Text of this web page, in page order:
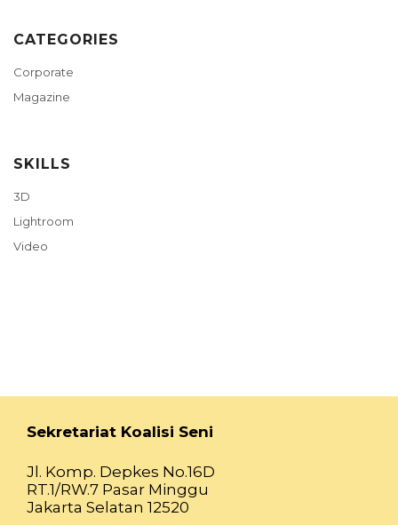
CATEGORIES
Corporate
Magazine
SKILLS
3D
Lightroom
Video
Sekretariat Koalisi Seni
Jl. Komp. Depkes No.16D
RT.1/RW.7 Pasar Minggu
Jakarta Selatan 12520